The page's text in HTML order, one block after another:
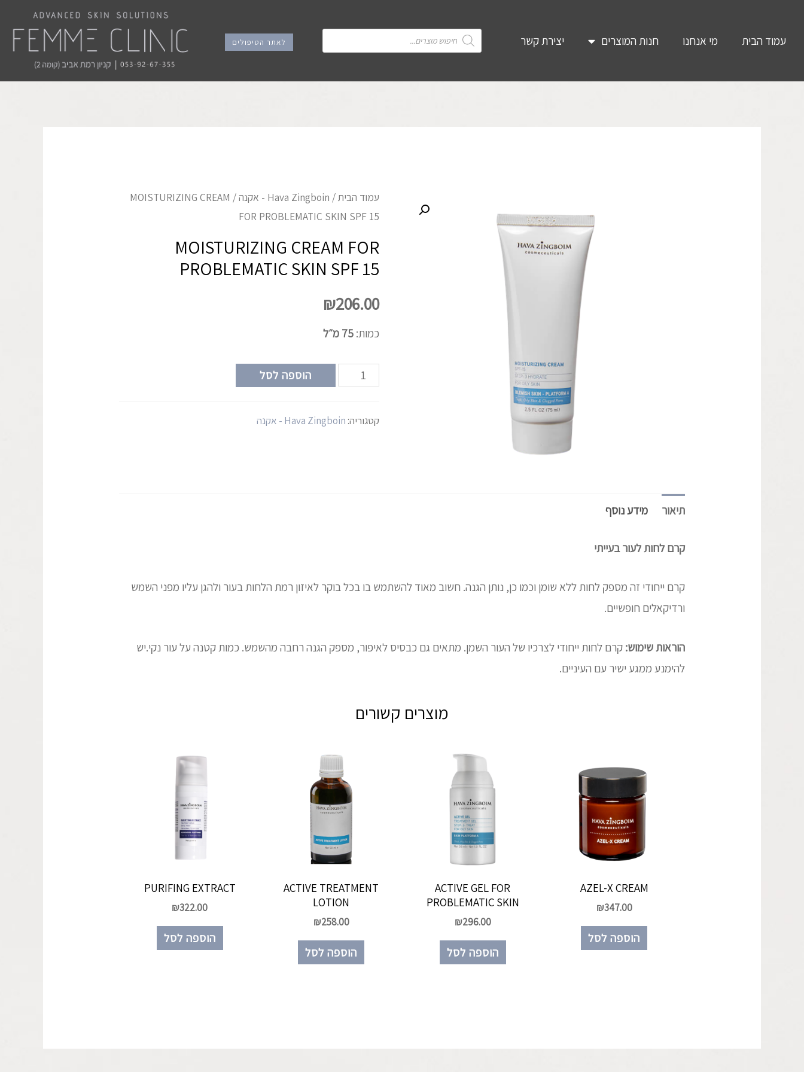
עמוד הבית מי אנחנו חנות המוצרים יצירת קשר לאתר הטיפולים
עמוד הבית/ Hava Zingboin - אקנה
/ MOISTURIZING CREAM
FOR PROBLEMATIC SKIN SPF 15
MOISTURIZING CREAM FOR
PROBLEMATIC SKIN SPF 15
₪206.00
כמות: 75 מ״ל
הוספה לסל
קטגוריה: Hava Zingboin - אקנה
תיאור מידע נוסף
קרם לחות לעור בעייתי
קרם ייחודי זה מספק לחות ללא שומן וכמו כן, נותן הגנה. חשוב מאוד להשתמש בו בכל בוקר לאיזון רמת הלחות בעור ולהגן עליו מפני השמש
ורדיקאלים חופשיים.
הוראות שימוש: קרם לחות ייחודי לצרכיו של העור השמן. מתאים גם כבסיס לאיפור, מספק הגנה רחבה מהשמש. כמות קטנה על עור נקי.יש
להימנע ממגע ישיר עם העיניים.
מוצרים קשורים
AZEL-X CREAM
₪347.00
הוספה לסל
ACTIVE GEL FOR
PROBLEMATIC SKIN
₪296.00
הוספה לסל
ACTIVE TREATMENT
LOTION
₪258.00
הוספה לסל
PURIFING EXTRACT
₪322.00
הוספה לסל